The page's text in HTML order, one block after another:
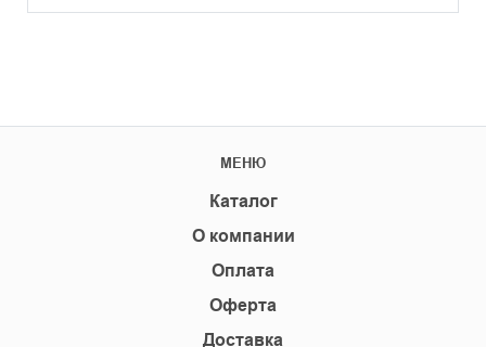
МЕНЮ
Каталог
О компании
Оплата
Оферта
Доставка